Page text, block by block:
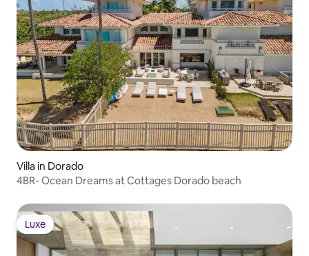
Villa in Dorado
4BR- Ocean Dreams at Cottages Dorado beach
Luxe
Luxe